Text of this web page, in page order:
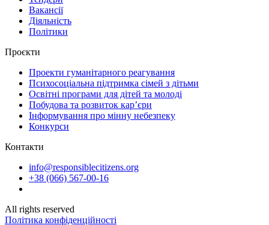
Вакансії
Діяльність
Політики
Проєкти
Проекти гуманітарного реагування
Психосоціальна підтримка сімей з дітьми
Освітні програми для дітей та молоді
Побудова та розвиток кар’єри
Інформування про мінну небезпеку
Конкурси
Контакти
info@responsiblecitizens.org
+38 (066) 567-00-16
All rights reserved
Політика конфіденційності